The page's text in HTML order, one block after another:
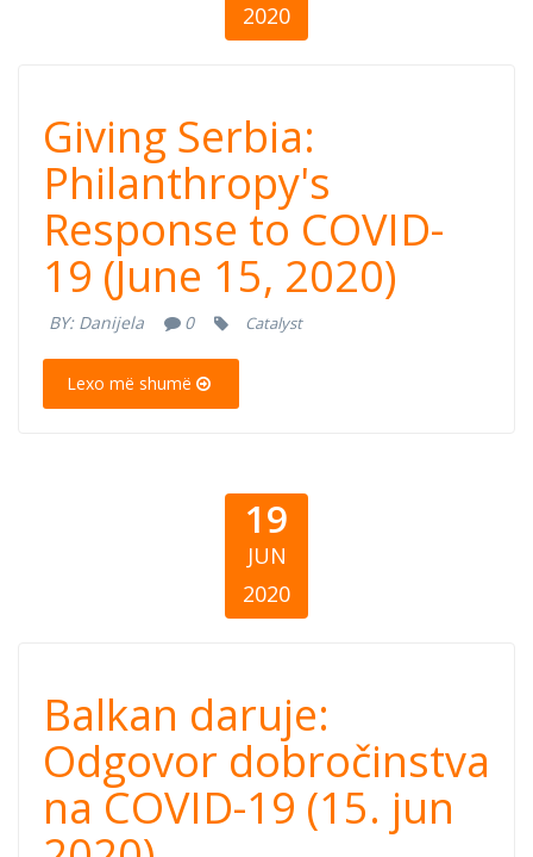
2020
Giving Serbia:
Philanthropy's
Response to
COVID-19 (June
15, 2020)
Giving Serbia:
Philanthropy's
Response to COVID-
19 (June 15, 2020)
BY: Danijela 0 Catalyst
Lexo më shumë
19
JUN
2020
Balkan daruje:
Odgovor
dobročinstva na
Balkan daruje:
Odgovor dobročinstva
na COVID-19 (15. jun